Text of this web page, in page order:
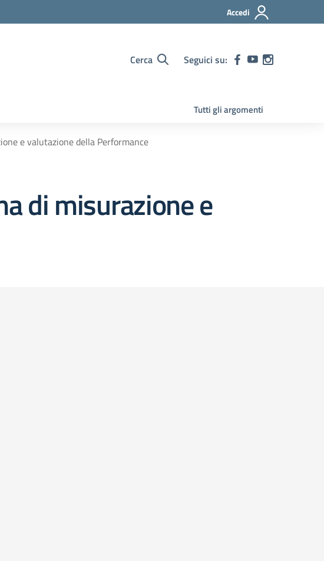
Accedi
Cerca Seguici su:
Tutti gli argomenti
e valutazione della Performance
di misurazione e